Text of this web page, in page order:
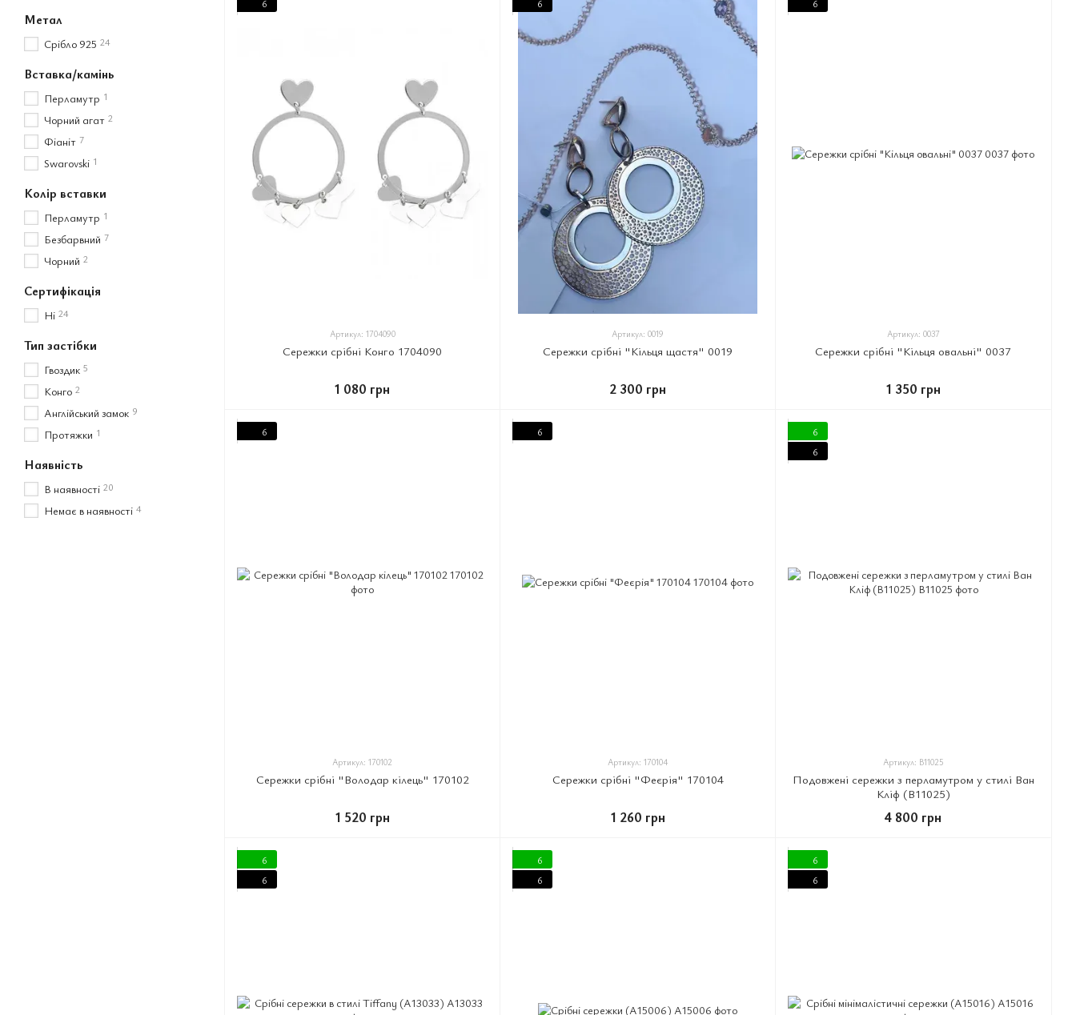
6
Артикул: 1704090
Сережки срібні Конго 1704090
1 080 грн
6
Артикул: 0019
Сережки срібні "Кільця щастя" 0019
2 300 грн
6
Артикул: 0037
Сережки срібні "Кільця овальні" 0037
1 350 грн
6
Артикул: 170102
Сережки срібні "Володар кілець" 170102
1 520 грн
6
Артикул: 170104
Сережки срібні "Феєрія" 170104
1 260 грн
6
6
Артикул: B11025
Подовжені сережки з перламутром у стилі Ван
Кліф (B11025)
4 800 грн
6
6
6
6
6
6
Метал
Срібло 925 24
Вставка/камінь
Перламутр 1
Чорний агат 2
Фіаніт 7
Swarovski 1
Колір вставки
Перламутр 1
Безбарвний 7
Чорний 2
Сертифікація
Ні 24
Тип застібки
Гвоздик 5
Конго 2
Англійський замок 9
Протяжки 1
Наявність
В наявності 20
Немає в наявності 4